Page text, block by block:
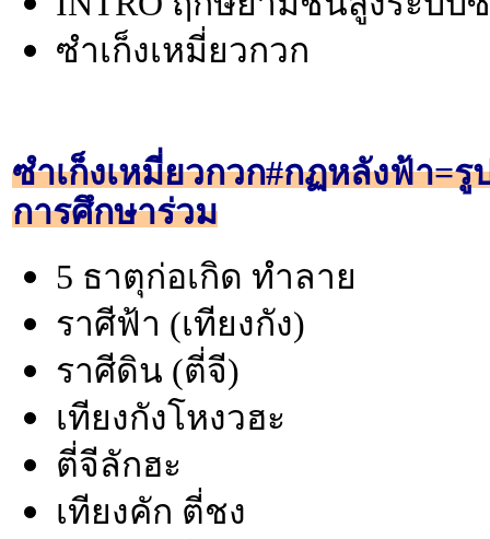
ซำเก็งเหมี่ยวกวก
ซำเก็งเหมี่ยวกวก#กฏหลังฟ้า
การศึกษาร่วม
5 ธาตุก่อเกิด ทำลาย
ราศีฟ้า (เทียงกัง)
ราศีดิน (ตี่จี)
เทียงกังโหงวฮะ
ตี่จีลักฮะ
เทียงคัก ตี่ชง